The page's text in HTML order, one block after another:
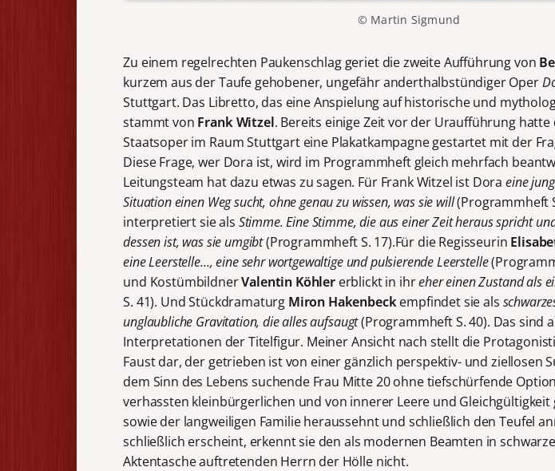
© Martin Sigmund
Zu einem regelrechten Paukenschlag geriet die zweite Aufführung von
kurzem aus der Taufe gehobener, ungefähr anderthalbstündiger Oper
Stuttgart. Das Libretto, das eine Anspielung auf historische und
stammt von Frank Witzel. Bereits einige Zeit vor der Uraufführung
Staatsoper im Raum Stuttgart eine Plakatkampagne gestartet mit der
Diese Frage, wer Dora ist, wird im Programmheft gleich mehrfach
Leitungsteam hat dazu etwas zu sagen. Für Frank Witzel ist Dora eine
Situation einen Weg sucht, ohne genau zu wissen, was sie will(Programmheft
interpretiert sie als Stimme. Eine Stimme, die aus einer Zeit heraus spricht
dessen ist, was sie umgibt(Programmheft S. 17).Für die Regisseurin
eine Leerstelle…, eine sehr wortgewaltige und pulsierende Leerstelle
und KostümbildnerValentin Köhlererblickt in ihreher einen Zustand als
S. 41). Und Stückdramaturg Miron Hakenbeckempfindet sie als
unglaubliche Gravitation, die alles aufsaugt(Programmheft S. 40). Das sind
Interpretationen der Titelfigur. Meiner Ansicht nach stellt die
Faust dar, der getrieben ist von einer gänzlich perspektiv- und ziellosen
dem Sinn des Lebens suchende Frau Mitte 20 ohne tiefschürfende
verhassten kleinbürgerlichen und von innerer Leere und
sowie der langweiligen Familie heraussehnt und schließlich den Teufel
schließlich erscheint, erkennt sie den als modernen Beamten in
Aktentasche auftretenden Herrn der Hölle nicht.